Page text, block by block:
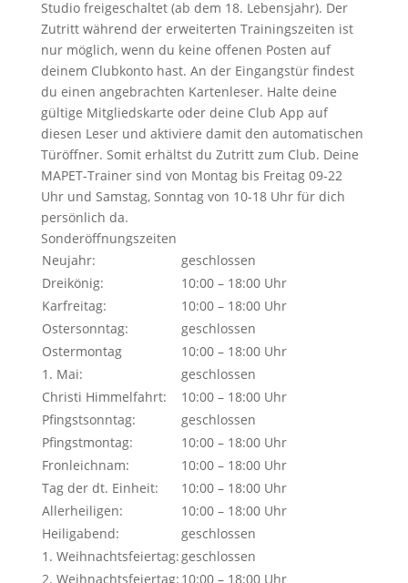
Studio freigeschaltet (ab dem 18. Lebensjahr). Der
Zutritt während der erweiterten Trainingszeiten ist
nur möglich, wenn du keine offenen Posten auf
deinem Clubkonto hast. An der Eingangstür findest
du einen angebrachten Kartenleser. Halte deine
gültige Mitgliedskarte oder deine Club App auf
diesen Leser und aktiviere damit den automatischen
Türöffner. Somit erhältst du Zutritt zum Club. Deine
MAPET-Trainer sind von Montag bis Freitag 09-22
Uhr und Samstag, Sonntag von 10-18 Uhr für dich
persönlich da.
Sonderöffnungszeiten
Neujahr:
geschlossen
Dreikönig:
10:00 – 18:00 Uhr
Karfreitag:
10:00 – 18:00 Uhr
Ostersonntag:
geschlossen
Ostermontag
10:00 – 18:00 Uhr
1. Mai:
geschlossen
Christi Himmelfahrt:
10:00 – 18:00 Uhr
Pfingstsonntag:
geschlossen
Pfingstmontag:
10:00 – 18:00 Uhr
Fronleichnam:
10:00 – 18:00 Uhr
Tag der dt. Einheit:
10:00 – 18:00 Uhr
Allerheiligen:
10:00 – 18:00 Uhr
Heiligabend:
geschlossen
1. Weihnachtsfeiertag:geschlossen
2. Weihnachtsfeiertag: 10:00 – 18:00 Uhr